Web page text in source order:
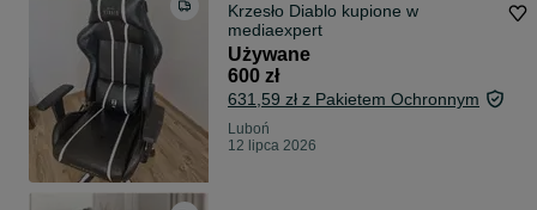
Krzesło Diablo kupione w
mediaexpert
Używane
600 zł
631,59 zł z Pakietem Ochronnym
Luboń
12 lipca 2026